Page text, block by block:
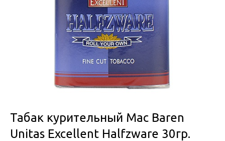
Табак курительный Mac Baren
Unitas Excellent Halfzware 30гр.